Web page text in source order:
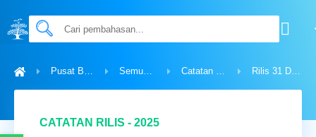
Pusat Bantuan Semua Topik Catatan Rilis - 2025 Rilis 31 Des 2025
CATATAN RILIS - 2025